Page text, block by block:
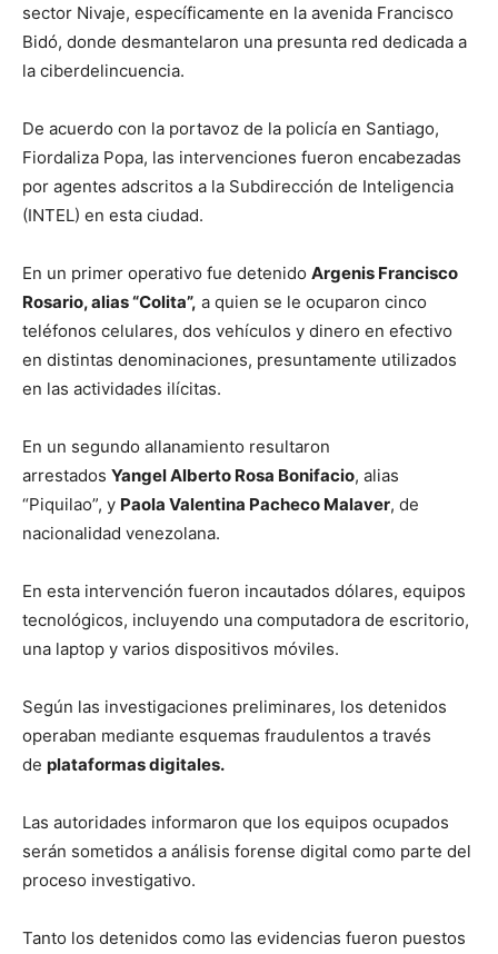
sector Nivaje, específicamente en la avenida Francisco
Bidó, donde desmantelaron una presunta red dedicada a
la ciberdelincuencia.
De acuerdo con la portavoz de la policía en Santiago,
Fiordaliza Popa, las intervenciones fueron encabezadas
por agentes adscritos a la Subdirección de Inteligencia
(INTEL) en esta ciudad.
En un primer operativo fue detenido Argenis Francisco
Rosario, alias “Colita”, a quien se le ocuparon cinco
teléfonos celulares, dos vehículos y dinero en efectivo
en distintas denominaciones, presuntamente utilizados
en las actividades ilícitas.
En un segundo allanamiento resultaron
arrestados Yangel Alberto Rosa Bonifacio, alias
“Piquilao”, y Paola Valentina Pacheco Malaver, de
nacionalidad venezolana.
En esta intervención fueron incautados dólares, equipos
tecnológicos, incluyendo una computadora de escritorio,
una laptop y varios dispositivos móviles.
Según las investigaciones preliminares, los detenidos
operaban mediante esquemas fraudulentos a través
de plataformas digitales.
Las autoridades informaron que los equipos ocupados
serán sometidos a análisis forense digital como parte del
proceso investigativo.
Tanto los detenidos como las evidencias fueron puestos